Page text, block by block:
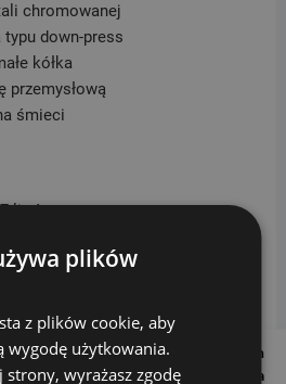
chromowanej
typu down-press
kółka
przemysłową
śmieci
litrów
Follow us on
Social Media
plików
z plików cookie, aby
wygodę użytkowania.
strony, wyrażasz zgodę